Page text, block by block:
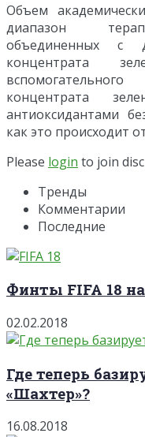
Объем
диапазон
объединенных с
концентрата
концентрата
антиоксидантами
как это происходит
Please login to join
Тренды
Комментарии
Последние
Финты FIFA 18
02.02.2018
Где теперь
«Шахтер»?
16.08.2018